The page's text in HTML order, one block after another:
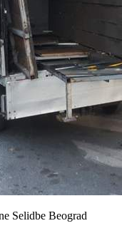
Selidbe Beograd